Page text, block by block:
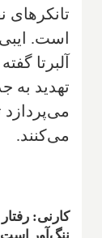
است.
آلبرتا
تهدید به
می‌پردازد
می‌کنند.
کارنی: